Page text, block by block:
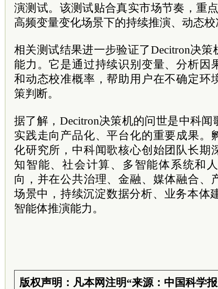
演测试。该测试贴合真实市场节奏，重
高频变量变化场景下的持续推演、动态
相关测试结果进一步验证了Decitron决
能力。它是通过持续识别变量、分析因
和动态校准概率，帮助用户在不确定环
策判断。
据了解，Decitron决策机的问世是中科
实践走向产品化、平台化的重要成果。
化研究所，中科闻歌核心创始团队长期
知智能、社会计算、多智能体系统和
向，并在公共治理、金融、媒体融合、
场景中，持续沉淀数据分析、业务本体
智能体推演能力。
版权声明：凡本网注明“来源：中国科学